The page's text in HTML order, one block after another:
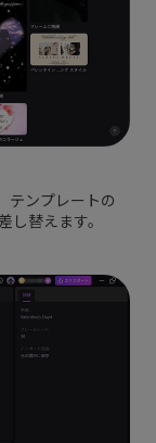
テンプレートの
し替えます。